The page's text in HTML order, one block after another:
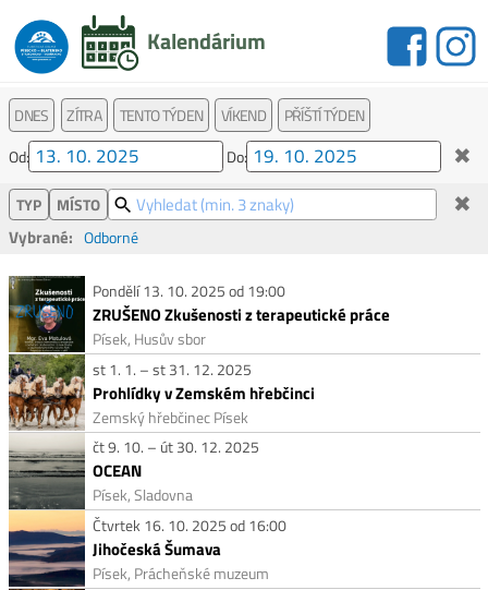
Kalendárium
DNES ZÍTRA TENTO TÝDEN VÍKEND
PŘÍŠTÍ TÝDEN
Od:
Do: ✖
TYP MÍSTO ✖
Vybrané: Odborné
Pondělí 13. 10. 2025 od 19:00
ZRUŠENO Zkušenosti z terapeutické práce
Písek, Husův sbor
st 1. 1. – st 31. 12. 2025
Prohlídky v Zemském hřebčinci
Zemský hřebčinec Písek
čt 9. 10. – út 30. 12. 2025
OCEAN
Písek, Sladovna
Čtvrtek 16. 10. 2025 od 16:00
Jihočeská Šumava
Písek, Prácheňské muzeum